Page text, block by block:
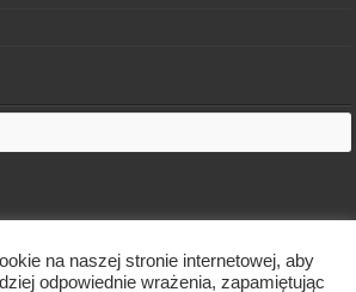
na naszej stronie internetowej, aby
odpowiednie wrażenia, zapamiętując